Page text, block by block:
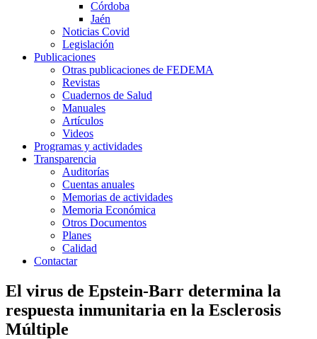
Córdoba
Jaén
Noticias Covid
Legislación
Publicaciones
Otras publicaciones de FEDEMA
Revistas
Cuadernos de Salud
Manuales
Artículos
Videos
Programas y actividades
Transparencia
Auditorías
Cuentas anuales
Memorias de actividades
Memoria Económica
Otros Documentos
Planes
Calidad
Contactar
El virus de Epstein-Barr determina la
respuesta inmunitaria en la Esclerosis
Múltiple